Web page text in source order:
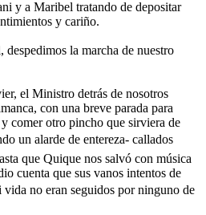
y a Maribel tratando de depositar
y cariño.
la marcha de nuestro
el Ministro detrás de nosotros
con una breve parada para
comer otro pincho que sirviera de
un alarde de entereza- callados
que Quique nos salvó con música
cuenta que sus vanos intentos de
no eran seguidos por ninguno de